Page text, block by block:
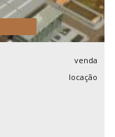
venda
locação